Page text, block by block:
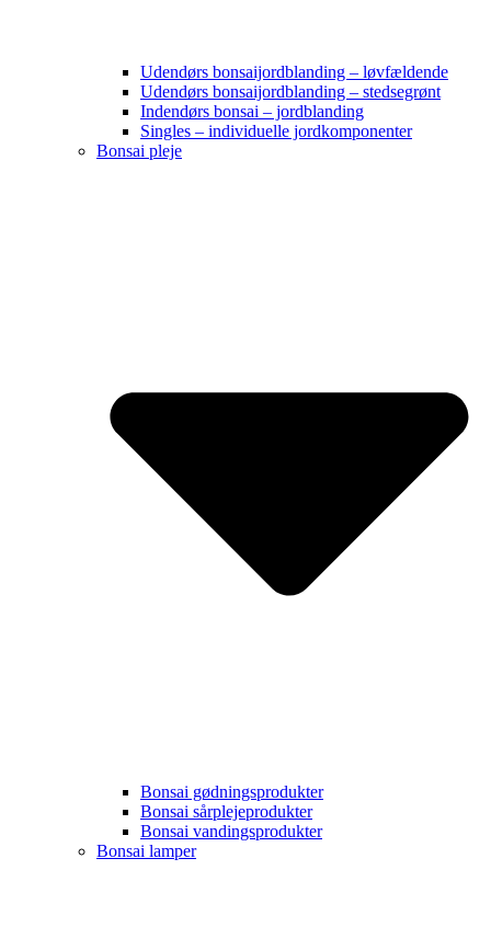
Udendørs bonsaijordblanding – løvfældende
Udendørs bonsaijordblanding – stedsegrønt
Indendørs bonsai – jordblanding
Singles – individuelle jordkomponenter
Bonsai pleje
Bonsai gødningsprodukter
Bonsai sårplejeprodukter
Bonsai vandingsprodukter
Bonsai lamper